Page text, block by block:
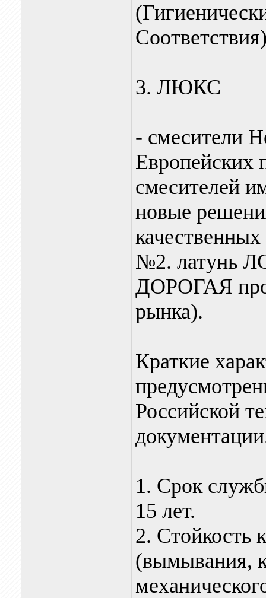
3. ЛЮКС
- смесители
Европейских
смесителей
новые
№2. латунь
ДОРОГАЯ
рынка).
Краткие
Российской
1. Срок
15 лет.
2. Стойкость
(вымывания,